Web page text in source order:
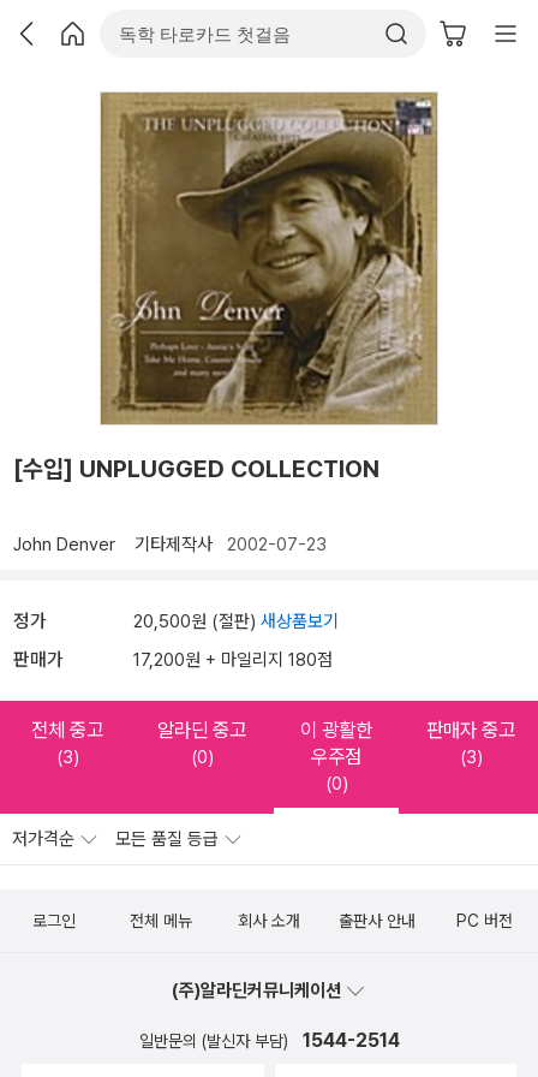
[수입] UNPLUGGED COLLECTION
John Denver 기타제작사 2002-07-23
정가 20,500원 (절판) 새상품보기
판매가 17,200원 + 마일리지 180점
전체 중고
(3)
알라딘 중고
(0)
이 광활한
우주점
(0)
판매자 중고
(3)
저가격순 모든 품질 등급
로그인 전체 메뉴 회사 소개 출판사 안내 PC 버전
(주)알라딘커뮤니케이션
일반문의 (발신자 부담) 1544-2514